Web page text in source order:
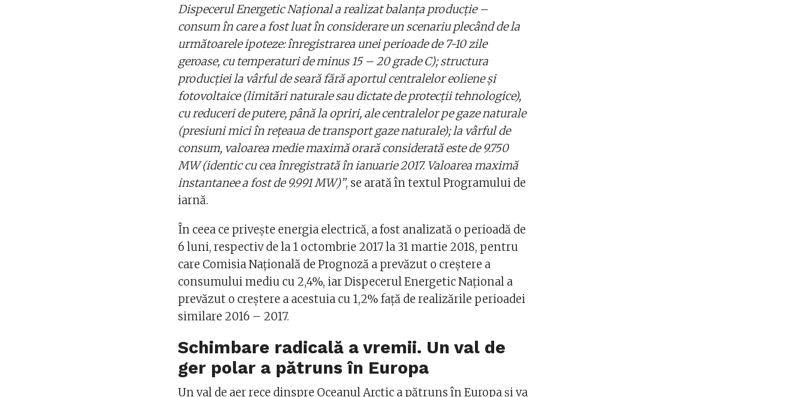
Dispecerul Energetic Național a realizat balanța producție –
consum în care a fost luat în considerare un scenariu plecând de la
următoarele ipoteze: înregistrarea unei perioade de 7-10 zile
geroase, cu temperaturi de minus 15 – 20 grade C); structura
producției la vârful de seară fără aportul centralelor eoliene și
fotovoltaice (limitări naturale sau dictate de protecții tehnologice),
cu reduceri de putere, până la opriri, ale centralelor pe gaze naturale
(presiuni mici în rețeaua de transport gaze naturale); la vârful de
consum, valoarea medie maximă orară considerată este de 9.750
MW (identic cu cea înregistrată în ianuarie 2017. Valoarea maximă
instantanee a fost de 9.991 MW)”, se arată în textul Programului de
iarnă.
În ceea ce privește energia electrică, a fost analizată o perioadă de
6 luni, respectiv de la 1 octombrie 2017 la 31 martie 2018, pentru
care Comisia Națională de Prognoză a prevăzut o creștere a
consumului mediu cu 2,4%, iar Dispecerul Energetic Național a
prevăzut o creștere a acestuia cu 1,2% față de realizările perioadei
similare 2016 – 2017.
Schimbare radicală a vremii. Un val de
ger polar a pătruns în Europa
Un val de aer rece dinspre Oceanul Arctic a pătruns în Europa și va